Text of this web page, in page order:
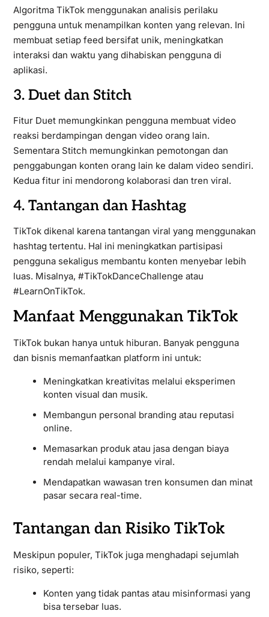
Algoritma TikTok menggunakan analisis perilaku
pengguna untuk menampilkan konten yang relevan. Ini
membuat setiap feed bersifat unik, meningkatkan
interaksi dan waktu yang dihabiskan pengguna di
aplikasi.
3. Duet dan Stitch
Fitur Duet memungkinkan pengguna membuat video
reaksi berdampingan dengan video orang lain.
Sementara Stitch memungkinkan pemotongan dan
penggabungan konten orang lain ke dalam video sendiri.
Kedua fitur ini mendorong kolaborasi dan tren viral.
4. Tantangan dan Hashtag
TikTok dikenal karena tantangan viral yang menggunakan
hashtag tertentu. Hal ini meningkatkan partisipasi
pengguna sekaligus membantu konten menyebar lebih
luas. Misalnya, #TikTokDanceChallenge atau
#LearnOnTikTok.
Manfaat Menggunakan TikTok
TikTok bukan hanya untuk hiburan. Banyak pengguna
dan bisnis memanfaatkan platform ini untuk:
Meningkatkan kreativitas melalui eksperimen
konten visual dan musik.
Membangun personal branding atau reputasi
online.
Memasarkan produk atau jasa dengan biaya
rendah melalui kampanye viral.
Mendapatkan wawasan tren konsumen dan minat
pasar secara real-time.
Tantangan dan Risiko TikTok
Meskipun populer, TikTok juga menghadapi sejumlah
risiko, seperti:
Konten yang tidak pantas atau misinformasi yang
bisa tersebar luas.